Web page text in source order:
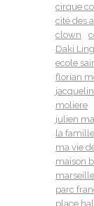
cirque
cité des
clown
Daki Ling
ecole
florian
moliere
julien
la
ma vie
maison
marseille
parc
place